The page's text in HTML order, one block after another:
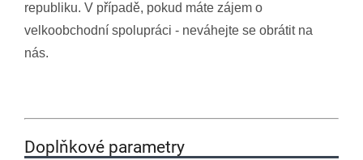
republiku. V případě, pokud máte zájem o
velkoobchodní spolupráci - neváhejte se obrátit na
nás.
Doplňkové parametry